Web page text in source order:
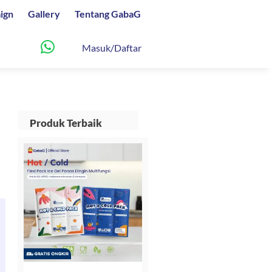
Gallery Tentang GabaG
Masuk/Daftar
Produk Terbaik